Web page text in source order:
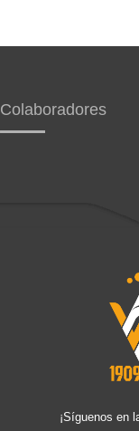
Colaboradores
¡Síguenos en